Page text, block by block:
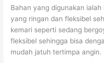
Bahan yang digunakan
yang ringan dan fleksibel
kemari seperti sedang
fleksibel sehingga bisa
mudah jatuh tertimpa angin.